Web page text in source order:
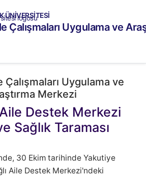
ÜNİVERSİTESİ
Çalışmaları Uygulama ve
Çalışmaları Uygulama ve
Merkezi
Destek Merkezi
Sağlık Taraması
30 Ekim tarihinde Yakutiye
Aile Destek Merkezi'ndeki